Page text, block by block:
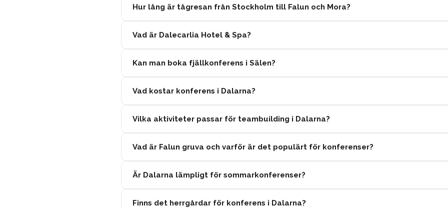
Hur lång är tågresan från Stockholm till Falun och Mora?
Vad är Dalecarlia Hotel & Spa?
Kan man boka fjällkonferens i Sälen?
Vad kostar konferens i Dalarna?
Vilka aktiviteter passar för teambuilding i Dalarna?
Vad är Falun gruva och varför är det populärt för konferenser?
Är Dalarna lämpligt för sommarkonferenser?
Finns det herrgårdar för konferens i Dalarna?